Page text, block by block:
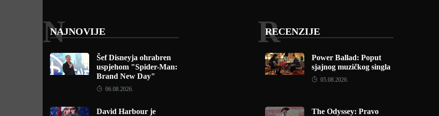
NAJNOVIJE
N
Šef Disneyja ohrabren
uspjehom "Spider-Man:
Brand New Day"
06.08.2026.
David Harbour je
RECENZIJE
R
Power Ballad: Poput
sjajnog muzičkog singla
05.08.2026.
The Odyssey: Pravo